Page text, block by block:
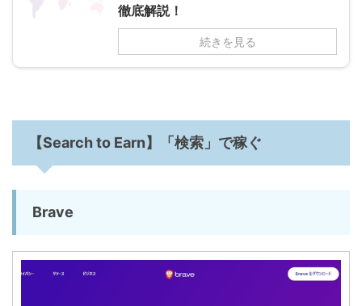
徹底解説！
続きを見る
【Search to Earn】「検索」で稼ぐ
Brave